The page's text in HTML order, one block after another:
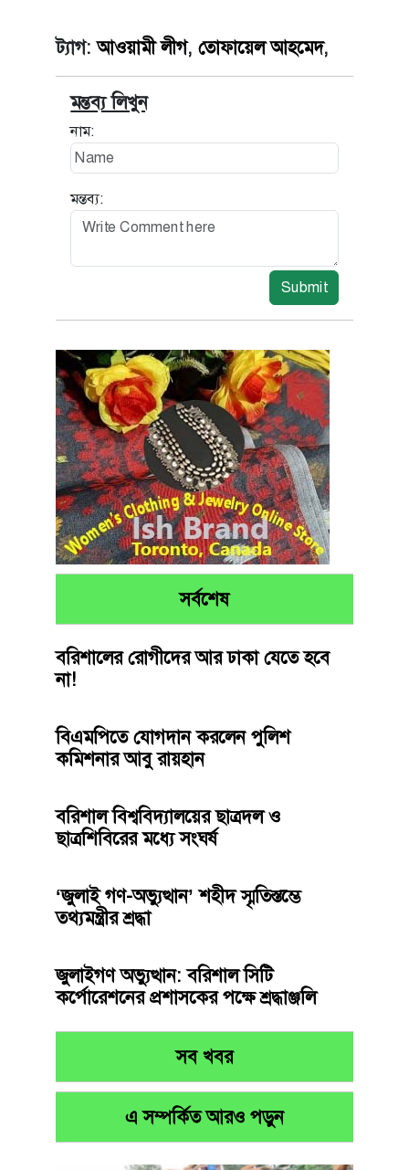
ট্যাগ:আওয়ামী লীগ, তোফায়েল আহমেদ,
মন্তব্য লিখুন
নাম:
মন্তব্য:
Submit
সর্বশেষ
বরিশালের রোগীদের আর ঢাকা যেতে হবে
না!
বিএমপিতে যোগদান করলেন পুলিশ
কমিশনার আবু রায়হান
বরিশাল বিশ্ববিদ্যালয়ের ছাত্রদল ও
ছাত্রশিবিরের মধ্যে সংঘর্ষ
‘জুলাই গণ-অভ্যুত্থান’ শহীদ স্মৃতিস্তম্ভে
তথ্যমন্ত্রীর শ্রদ্ধা
জুলাইগণ অভ্যুত্থান: বরিশাল সিটি
কর্পোরেশনের প্রশাসকের পক্ষে শ্রদ্ধাঞ্জলি
সব খবর
এ সম্পর্কিত আরও পড়ুন